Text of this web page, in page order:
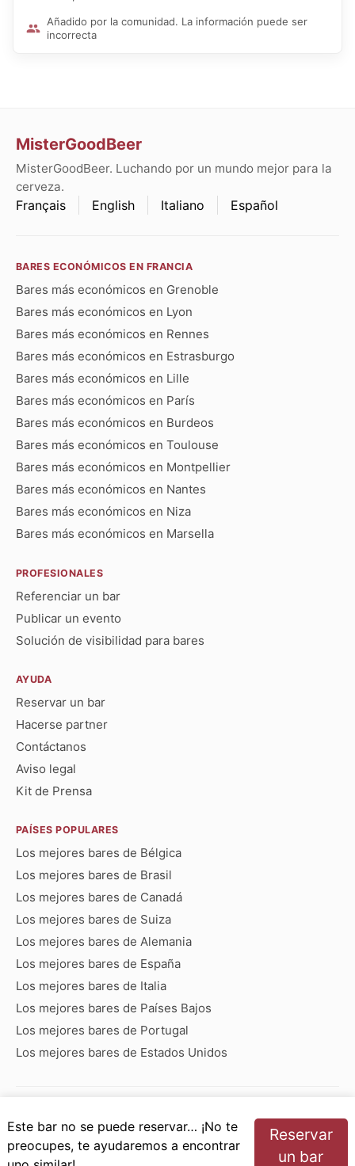
Añadido por la comunidad. La información puede ser
incorrecta
Este bar no se puede reservar… ¡No te
preocupes, te ayudaremos a encontrar
Reservar
un bar
MisterGoodBeer
MisterGoodBeer. Luchando por un mundo mejor para la
cerveza.
Français English Italiano Español
BARES ECONÓMICOS EN FRANCIA
Bares más económicos en Grenoble
Bares más económicos en Lyon
Bares más económicos en Rennes
Bares más económicos en Estrasburgo
Bares más económicos en Lille
Bares más económicos en París
Bares más económicos en Burdeos
Bares más económicos en Toulouse
Bares más económicos en Montpellier
Bares más económicos en Nantes
Bares más económicos en Niza
Bares más económicos en Marsella
PROFESIONALES
Referenciar un bar
Publicar un evento
Solución de visibilidad para bares
AYUDA
Reservar un bar
Hacerse partner
Contáctanos
Aviso legal
Kit de Prensa
PAÍSES POPULARES
Los mejores bares de Bélgica
Los mejores bares de Brasil
Los mejores bares de Canadá
Los mejores bares de Suiza
Los mejores bares de Alemania
Los mejores bares de España
Los mejores bares de Italia
Los mejores bares de Países Bajos
Los mejores bares de Portugal
Los mejores bares de Estados Unidos
L M
N
O
P Q